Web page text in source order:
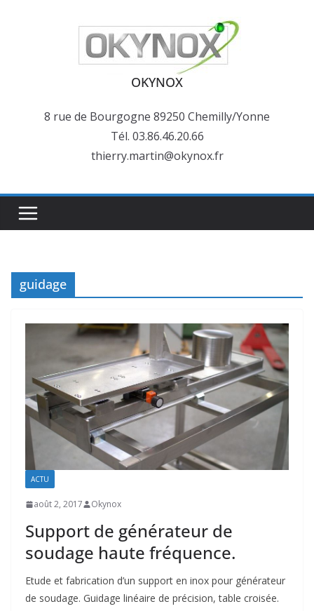
OKYNOX
8 rue de Bourgogne 89250 Chemilly/Yonne
Tél. 03.86.46.20.66
thierry.martin@okynox.fr
guidage
ACTU
août 2, 2017 Okynox
Support de générateur de
soudage haute fréquence.
Etude et fabrication d’un support en inox pour générateur
de soudage. Guidage linéaire de précision, table croisée.